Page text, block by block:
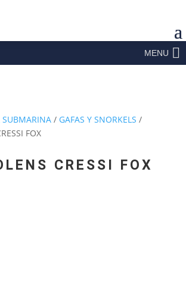
MENU
SUBMARINA/ GAFAS Y SNORKELS /
FOX
CRESSI FOX